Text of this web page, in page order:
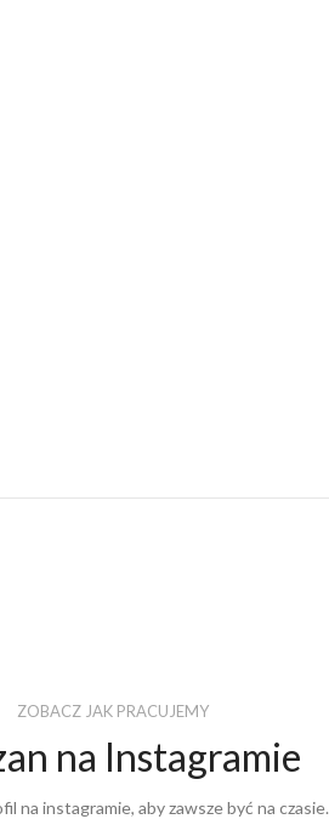
ZOBACZ JAK PRACUJEMY
na Instagramie
na instagramie, aby zawsze być na czasie.